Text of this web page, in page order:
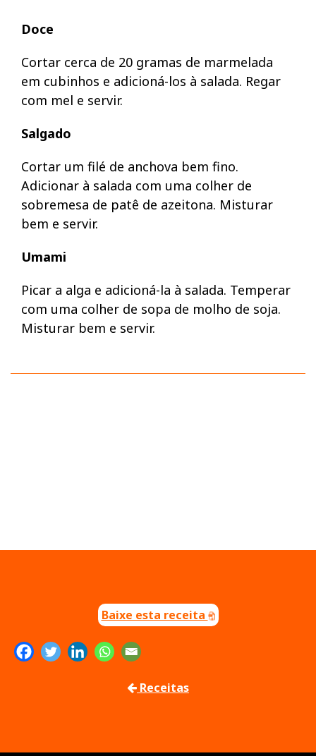
Doce
Cortar cerca de 20 gramas de marmelada
em cubinhos e adicioná-los à salada. Regar
com mel e servir.
Salgado
Cortar um filé de anchova bem fino.
Adicionar à salada com uma colher de
sobremesa de patê de azeitona. Misturar
bem e servir.
Umami
Picar a alga e adicioná-la à salada. Temperar
com uma colher de sopa de molho de soja.
Misturar bem e servir.
Baixe esta receita
Receitas